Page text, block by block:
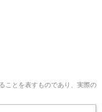
ことを表すものであり、実際の